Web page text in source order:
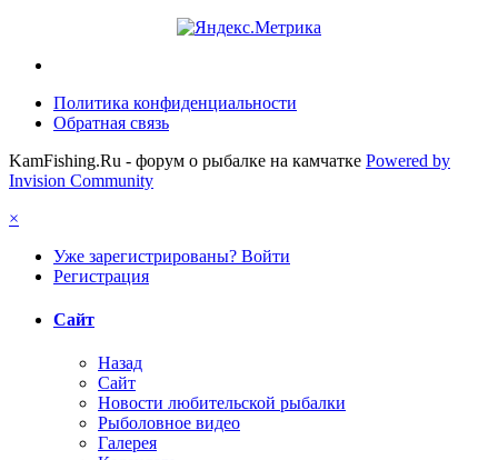
Политика конфиденциальности
Обратная связь
KamFishing.Ru - форум о рыбалке на камчатке Powered by
Invision Community
×
Уже зарегистрированы? Войти
Регистрация
Сайт
Назад
Сайт
Новости любительской рыбалки
Рыболовное видео
Галерея